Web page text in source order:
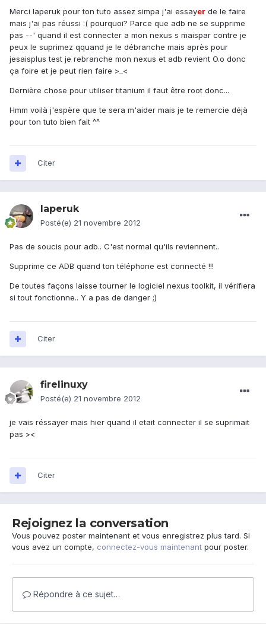
Merci laperuk pour ton tuto assez simpa j'ai essayer de le faire
mais j'ai pas réussi :( pourquoi? Parce que adb ne se supprime
pas --' quand il est connecter a mon nexus s maispar contre je
peux le suprimez qquand je le débranche mais après pour
jesaisplus test je rebranche mon nexus et adb revient O.o donc
ça foire et je peut rien faire >_<
Dernière chose pour utiliser titanium il faut être root donc...
Hmm voilà j'espère que te sera m'aider mais je te remercie déjà
pour ton tuto bien fait ^^
Citer
laperuk
Posté(e) 21 novembre 2012
Pas de soucis pour adb.. C'est normal qu'ils reviennent..
Supprime ce ADB quand ton téléphone est connecté !!!
De toutes façons laisse tourner le logiciel nexus toolkit, il vérifiera
si tout fonctionne.. Y a pas de danger ;)
Citer
firelinuxy
Posté(e) 21 novembre 2012
je vais réssayer mais hier quand il etait connecter il se suprimait
pas ><
Citer
Rejoignez la conversation
Vous pouvez poster maintenant et vous enregistrez plus tard. Si
vous avez un compte, connectez-vous maintenant pour poster.
Répondre à ce sujet…